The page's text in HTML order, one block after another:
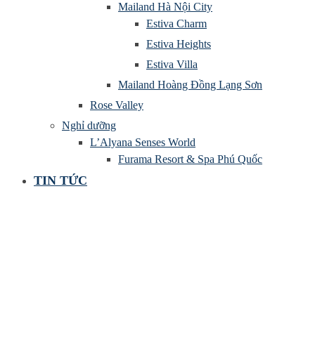
Mailand Hà Nội City
Estiva Charm
Estiva Heights
Estiva Villa
Mailand Hoàng Đồng Lạng Sơn
Rose Valley
Nghỉ dưỡng
L’Alyana Senses World
Furama Resort & Spa Phú Quốc
TIN TỨC